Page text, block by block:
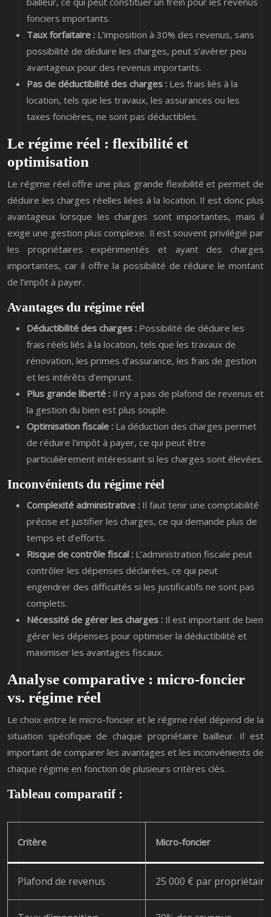
fonciers importants.
Taux forfaitaire : L’imposition à 30% des revenus, sans
possibilité de déduire les charges, peut s’avérer peu
avantageux pour des revenus importants.
Pas de déductibilité des charges : Les frais liés à la
location, tels que les travaux, les assurances ou les
taxes foncières, ne sont pas déductibles.
Le régime réel : flexibilité et
optimisation
Le régime réel offre une plus grande flexibilité et permet de
déduire les charges réelles liées à la location. Il est donc plus
avantageux lorsque les charges sont importantes, mais il
exige une gestion plus complexe. Il est souvent privilégié par
les propriétaires expérimentés et ayant des charges
importantes, car il offre la possibilité de réduire le montant
de l’impôt à payer.
Avantages du régime réel
Déductibilité des charges : Possibilité de déduire les
frais réels liés à la location, tels que les travaux de
rénovation, les primes d’assurance, les frais de gestion
et les intérêts d’emprunt.
Plus grande liberté : Il n’y a pas de plafond de revenus et
la gestion du bien est plus souple.
Optimisation fiscale : La déduction des charges permet
de réduire l’impôt à payer, ce qui peut être
particulièrement intéressant si les charges sont élevées.
Inconvénients du régime réel
Complexité administrative : Il faut tenir une comptabilité
précise et justifier les charges, ce qui demande plus de
temps et d’efforts.
Risque de contrôle fiscal : L’administration fiscale peut
contrôler les dépenses déclarées, ce qui peut
engendrer des difficultés si les justificatifs ne sont pas
complets.
Nécessité de gérer les charges : Il est important de bien
gérer les dépenses pour optimiser la déductibilité et
maximiser les avantages fiscaux.
Analyse comparative : micro-foncier
vs. régime réel
Le choix entre le micro-foncier et le régime réel dépend de la
situation spécifique de chaque propriétaire bailleur. Il est
important de comparer les avantages et les inconvénients de
chaque régime en fonction de plusieurs critères clés.
Tableau comparatif :
Critère Micro-foncier
Plafond de revenus 25 000 € par